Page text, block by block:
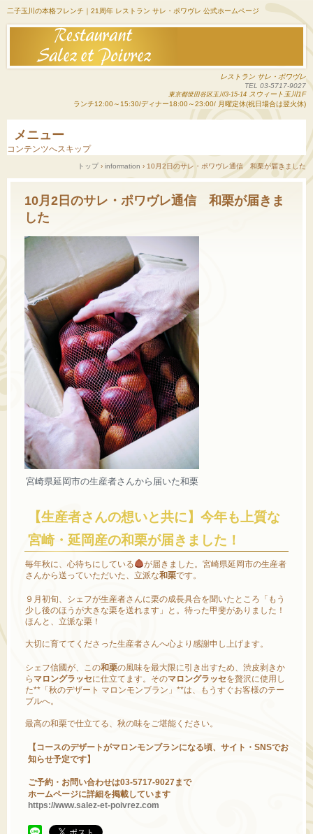
二子玉川の本格フレンチ｜21周年 レストラン サレ・ポワヴレ 公式ホームページ
レストラン サレ・ポワヴレ
TEL 03-5717-9027
東京都世田谷区玉川3-15-14 スウィート玉川1F
ランチ12:00～15:30/ディナー18:00～23:00/ 月曜定休(祝日場合は翌火休)
メニュー
コンテンツへスキップ
トップ › information › 10月2日のサレ・ポワヴレ通信 和栗が届きました
10月2日のサレ・ポワヴレ通信 和栗が届きま
した
宮崎県延岡市の生産者さんから届いた和栗
【生産者さんの想いと共に】今年も上質な
宮崎・延岡産の和栗が届きました！
毎年秋に、心待ちにしている
が届きました。宮崎県延岡市の生産者
さんから送っていただいた、立派な和栗です。
９月初旬、シェフが生産者さんに栗の成長具合を聞いたところ「もう
少し後のほうが大きな栗を送れます」と。待った甲斐がありました！
ほんと、立派な栗！
大切に育ててくださった生産者さんへ心より感謝申し上げます。
シェフ信國が、この和栗の風味を最大限に引き出すため、渋皮剥きか
ら マロングラッセに仕立てます。そのマロングラッセを贅沢に使用し
た**「秋のデザート マロンモンブラン」**は、もうすぐお客様のテー
ブルへ。
最高の和栗で仕立てる、秋の味をご堪能ください。
【コースのデザートがマロンモンブランになる頃、サイト・SNSでお
知らせ予定です】
ご予約・お問い合わせは03-5717-9027まで
ホームページに詳細を掲載しています
https://www.salez-et-poivrez.com